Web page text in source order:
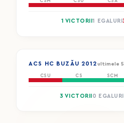
1 VICTORII1 EGALURI
ACS HC BUZĂU 2012 ultimele
CSU CS SCM
3 VICTORII 0 EGALURI